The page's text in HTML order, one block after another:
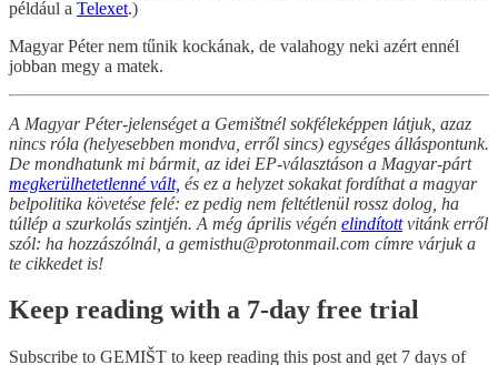
például a Telexet.)
Magyar Péter nem tűnik kockának, de valahogy neki azért ennél
jobban megy a matek.
A Magyar Péter-jelenséget a Gemištnél sokféleképpen látjuk, azaz
nincs róla (helyesebben mondva, erről sincs) egységes álláspontunk.
De mondhatunk mi bármit, az idei EP-választáson a Magyar-párt
megkerülhetetlenné vált, és ez a helyzet sokakat fordíthat a magyar
belpolitika követése felé: ez pedig nem feltétlenül rossz dolog, ha
túllép a szurkolás szintjén. A még április végén elindítottvitánk erről
szól: ha hozzászólnál, a gemisthu@protonmail.com címre várjuk a
te cikkedet is!
Keep reading with a 7-day free trial
Subscribe to GEMIŠT to keep reading this post and get 7 days of